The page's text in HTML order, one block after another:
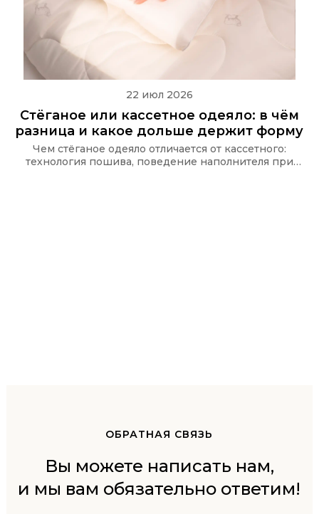
22 июл 2026
Стёганое или кассетное одеяло: в чём
разница и какое дольше держит форму
Чем стёганое одеяло отличается от кассетного:
технология пошива, поведение наполнителя при
ОБРАТНАЯ СВЯЗЬ
Вы можете написать нам,
и мы вам обязательно ответим!